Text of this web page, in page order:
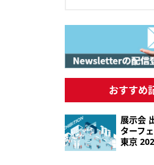
おすすめ
展示会
ターフ
東京